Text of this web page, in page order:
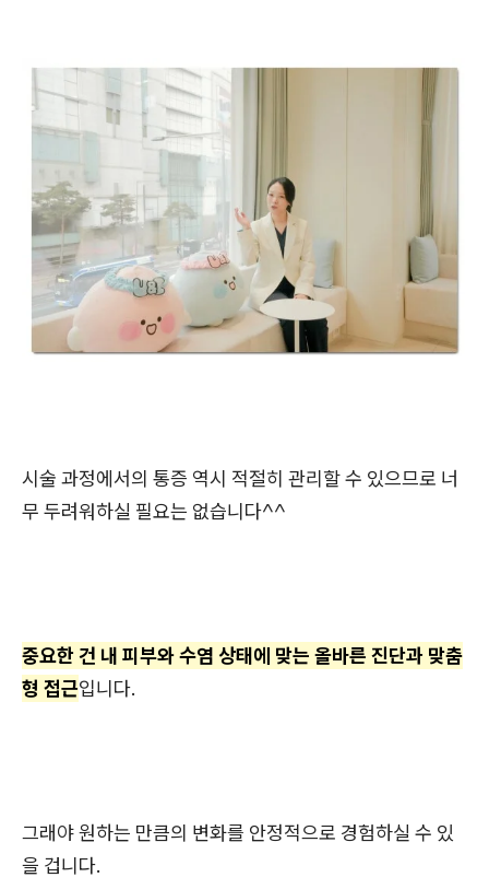
시술 과정에서의 통증 역시 적절히 관리할 수 있으므로 너
무 두려워하실 필요는 없습니다^^
중요한 건 내 피부와 수염 상태에 맞는 올바른 진단과 맞춤
형 접근입니다.
그래야 원하는 만큼의 변화를 안정적으로 경험하실 수 있
을 겁니다.